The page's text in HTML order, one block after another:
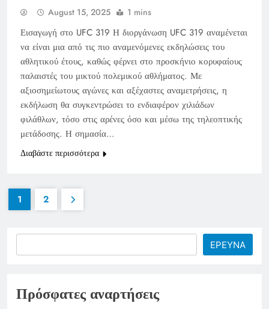
August 15, 2025 1 mins
Εισαγωγή στο UFC 319 Η διοργάνωση UFC 319 αναμένεται
να είναι μια από τις πιο αναμενόμενες εκδηλώσεις του
αθλητικού έτους, καθώς φέρνει στο προσκήνιο κορυφαίους
παλαιστές του μικτού πολεμικού αθλήματος. Με
αξιοσημείωτους αγώνες και αξέχαστες αναμετρήσεις, η
εκδήλωση θα συγκεντρώσει το ενδιαφέρον χιλιάδων
φιλάθλων, τόσο στις αρένες όσο και μέσω της τηλεοπτικής
μετάδοσης. Η σημασία…
Διαβάστε περισσότερα
1 2
ΕΡΕΥΝΑ
Πρόσφατες αναρτήσεις